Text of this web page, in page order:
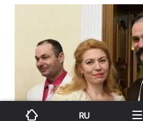
RU